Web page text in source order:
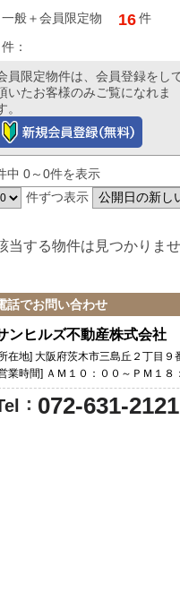
一般＋会員限定物
件：
16件
員限定物件は、会員登録をし
いたお客様のみご覧になれま
。
中 0～0件を表示
件ずつ表示
当する物件は見つかりませ
話でお問い合わせ
ンヒルズ不動産株式会社
在地] 大阪府茨木市三島丘２丁目９
業時間] ＡＭ１０：００～ＰＭ１８
： 072-631-2121